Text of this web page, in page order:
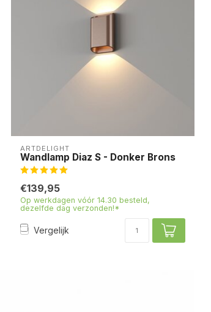
ARTDELIGHT
Wandlamp Diaz S - Donker Brons
€139,95
Op werkdagen vóór 14.30 besteld,
dezelfde dag verzonden!*
Vergelijk